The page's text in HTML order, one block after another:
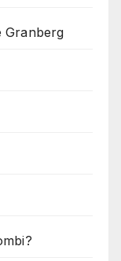
Granberg